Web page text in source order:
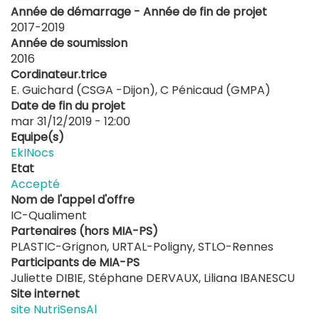
Année de démarrage - Année de fin de projet
2017-2019
Année de soumission
2016
Cordinateur.trice
E. Guichard (CSGA -Dijon), C Pénicaud (GMPA)
Date de fin du projet
mar 31/12/2019 - 12:00
Equipe(s)
EkINocs
Etat
Accepté
Nom de l'appel d'offre
IC-Qualiment
Partenaires (hors MIA-PS)
PLASTIC-Grignon, URTAL-Poligny, STLO-Rennes
Participants de MIA-PS
Juliette DIBIE, Stéphane DERVAUX, Liliana IBANESCU
Site internet
site NutriSensAl